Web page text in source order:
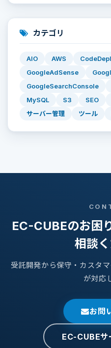
カテゴリ
AIO AWS
GoogleAdSense
GoogleSearchConsole
MySQL
S3 SEO
サーバー管理
ツール
EC-CUBEのお困
相談
受託開発から保守・カスタ
が対応
お問
EC-CUBEサ